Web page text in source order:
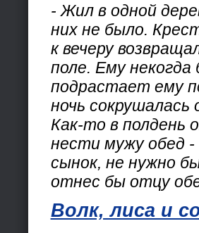
- Жил в одной
них не было.
к вечеру
поле. Ему
подрастает ему
ночь сокрушалась
Как-то в полдень
нести мужу обед -
сынок, не нужно
отнес бы отцу
Волк, лиса и